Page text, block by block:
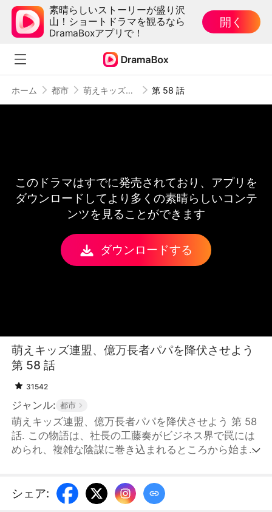
素晴らしいストーリーが盛り沢
山！ショートドラマを観るなら
DramaBoxアプリで！
開く
ホーム 都市 萌えキッズ連盟、億万長者パパを降伏させよう 第 58 話
このドラマはすでに発売されており、アプリを
ダウンロードしてより多くの素晴らしいコンテ
ンツを見ることができます
ダウンロードする
萌えキッズ連盟、億万長者パパを降伏させよう
第 58 話
31542
ジャンル: 都市
萌えキッズ連盟、億万長者パパを降伏させよう 第 58
話. この物語は、社長の工藤奏がビジネス界で罠には
められ、複雑な陰謀に巻き込まれるところから始ま
にいる可愛らしい子供に次第に特別な感情を抱くよう
になる。だが、工藤が美琴とその子供のことを知れば
シェア: